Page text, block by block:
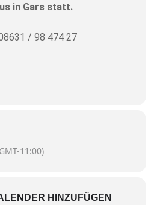
in Gars statt.
/ 98 474 27
11:00)
HINZUFÜGEN